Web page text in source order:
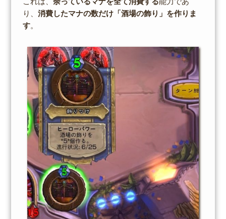
り、 消費したマナの数だけ「酒場の飾り」を作りま
す。